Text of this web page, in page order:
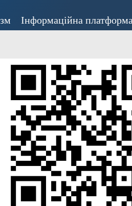
Інформаційна платформа